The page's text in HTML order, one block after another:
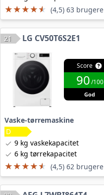
★★★★★
★★★★★ (4,5) 63 brugere
21 LG CV50T6S2E1
Score
90/100
God
Vaske-tørremaskine
9 kg vaskekapacitet
6 kg tørrekapacitet
★★★★★
★★★★★ (4,5) 62 brugere